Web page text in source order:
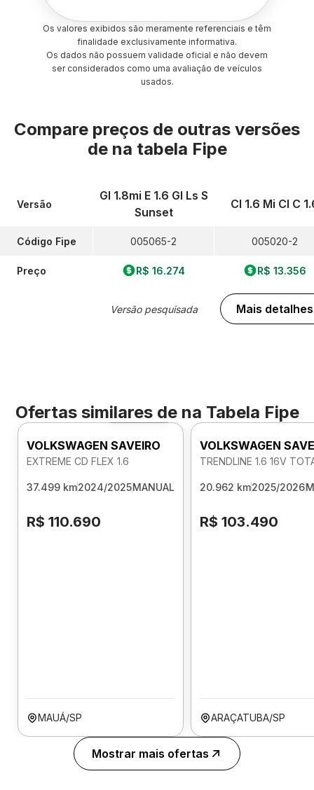
Os valores exibidos são meramente referenciais e têm
finalidade exclusivamente informativa.
Os dados não possuem validade oficial e não devem
ser considerados como uma avaliação de veículos
usados.
Compare preços de outras versões
de na tabela Fipe
Versão
Código Fipe
Preço
Gl 1.8mi E 1.6 Gl Ls S
Sunset
005065-2
R$ 16.274
Versão pesquisada
Cl 1.6 Mi Cl C
005020-2
R$ 13.356
Mais detalhes
Ofertas similares de na Tabela Fipe
Foto 360º
VOLKSWAGEN SAVEIRO
EXTREME CD FLEX 1.6
37.499 km2024/2025MANUAL
R$ 110.690
MAUÁ/SP
VOLKSWAGEN
TRENDLINE 1.6 16V
20.962 km2025/2026
R$ 103.490
ARAÇATUBA/SP
Mostrar mais ofertas